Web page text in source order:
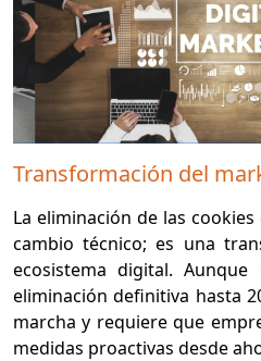
Transformación del
La eliminación de las
cambio técnico; es una
ecosistema digital.
eliminación definitiva hasta
marcha y requiere que
medidas proactivas desde